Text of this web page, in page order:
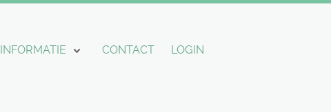
LOGIN
INFORMATIE CONTACT